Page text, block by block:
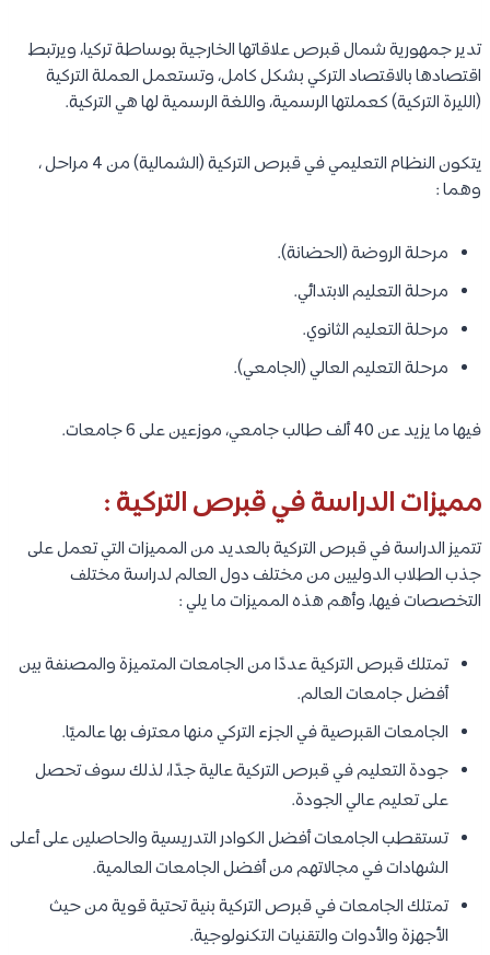
تدير جمهورية شمال قبرص علاقاتها الخارجية بوساطة تركيا، ويرتبط
اقتصادها بالاقتصاد التركي بشكل كامل، وتستعمل العملة التركية
(الليرة التركية) كعملتها الرسمية، واللغة الرسمية لها هي التركية.
يتكون النظام التعليمي في قبرص التركية (الشمالية) من 4 مراحل ،
وهما :
مرحلة الروضة (الحضانة).
مرحلة التعليم الابتدائي.
مرحلة التعليم الثانوي.
مرحلة التعليم العالي (الجامعي).
فيها ما يزيد عن 40 ألف طالب جامعي، موزعين على 6 جامعات.
مميزات الدراسة في قبرص التركية :
تتميز الدراسة في قبرص التركية بالعديد من المميزات التي تعمل على
جذب الطلاب الدوليين من مختلف دول العالم لدراسة مختلف
التخصصات فيها، وأهم هذه المميزات ما يلي :
تمتلك قبرص التركية عددًا من الجامعات المتميزة والمصنفة بين
أفضل جامعات العالم.
الجامعات القبرصية في الجزء التركي منها معترف بها عالميًا.
جودة التعليم في قبرص التركية عالية جدًا، لذلك سوف تحصل
على تعليم عالي الجودة.
تستقطب الجامعات أفضل الكوادر التدريسية والحاصلين على أعلى
الشهادات في مجالاتهم من أفضل الجامعات العالمية.
تمتلك الجامعات في قبرص التركية بنية تحتية قوية من حيث
الأجهزة والأدوات والتقنيات التكنولوجية.